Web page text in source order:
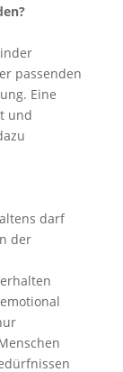
passenden
Eine
und
darf
der